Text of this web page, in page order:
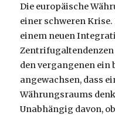
Die europäische
einer schweren
einem neuen
den vergangenen ein
angewachsen, dass
Währungsraums
Unabhängig davon,